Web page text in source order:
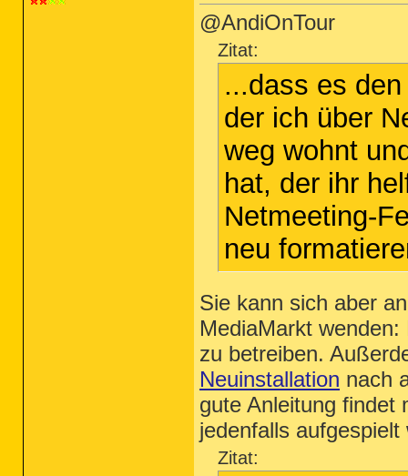
@AndiOnTour
Zitat:
...dass es
der ich über
weg wohnt
hat, der ihr
Netmeeting-
neu
Sie kann sich aber
MediaMarkt
zu betreiben.
Neuinstallation nach
gute Anleitung findet
jedenfalls
Zitat: